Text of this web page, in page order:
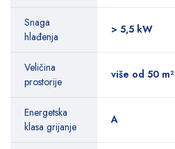
Snaga
hlađenja
> 5,5 kW
Veličina
prostorije
više od 50 m²
Energetska
klasa grijanje
A